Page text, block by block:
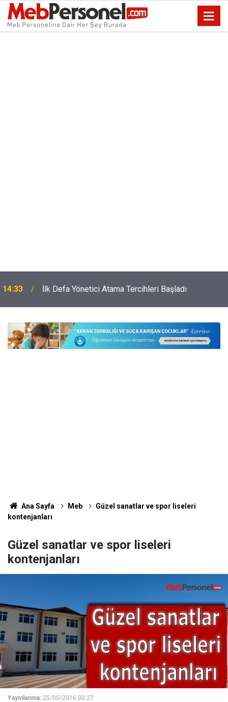
14:33 İlk Defa Yönetici Atama Tercihleri Başladı
Ana Sayfa Meb
Güzel sanatlar ve spor liseleri
kontenjanları
Güzel sanatlar ve spor liseleri
kontenjanları
Yayınlanma: 25/05/2016 00:27